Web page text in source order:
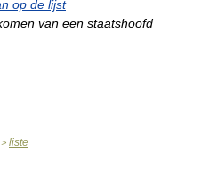
op de lijst
van een staatshoofd
> liste